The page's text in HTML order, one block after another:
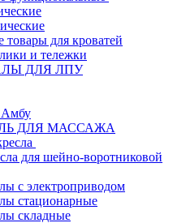
для кроватей
и тележки
ДЛЯ ЛПУ
ДЛЯ МАССАЖА
для шейно-воротниковой
с электроприводом
стационарные
складные